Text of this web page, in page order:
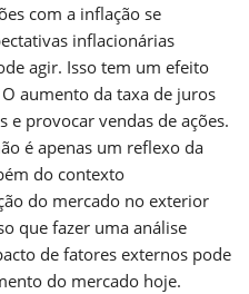
com a inflação se
inflacionárias
agir. Isso tem um efeito
aumento da taxa de juros
provocar vendas de ações.
é apenas um reflexo da
do contexto
do mercado no exterior
que fazer uma análise
de fatores externos pode
do mercado hoje.